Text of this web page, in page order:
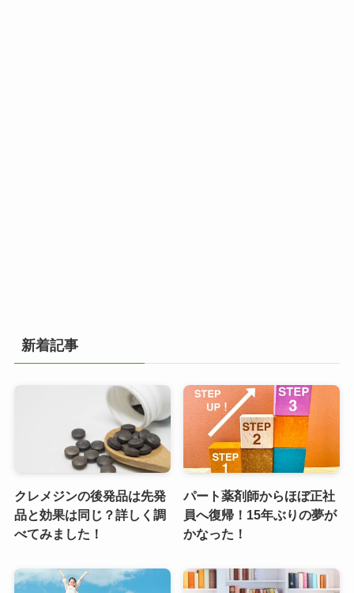
新着記事
クレメジンの後発品は先発
品と効果は同じ？詳しく調
べてみました！
パート薬剤師からほぼ正社
員へ復帰！15年ぶりの夢が
かなった！